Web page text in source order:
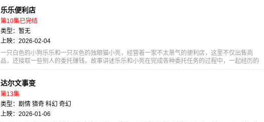
りたいのか？ 彼の嫌いな人間のどこに惹かれたのか？ これは、異世界ファンタジーでも、 人生や
り直し転生でもない。 少し変わった学校で、 一人の教師が人間に憧れる人外女子たちと送る 学園
“ヒューマン”ドラマである――
巡る激戦や〝地下(ネザー)〟調査作戦を経て、世界の大いなる秘密へと近づいたシンラたち。 彼ら
の奮闘に応え、他の特殊消防隊も協力する姿勢を示し、全ての特殊消防隊は大災害を阻止すべく1
つになった。 今、世界を守る〝シンラ（ヒーロー）〟と消防官たちの最終決戦が開幕！
乐乐便利店
第10集已完结
类型：暂无
上映：2026-02-04
一只白色的小狗乐乐和一只灰色的独眼猫小亮，经营着一家不太景气的便利店，这里不仅出售商
品，还接取一些别人的委托赚钱。故事讲述乐乐和小亮在完成各种委托任务的过程中，一起经历的
一些小故事，一些关于勇气、理解、学习如何爱与被爱的故事。
达尔文事变
第13集
类型：剧情 猎奇 科幻 奇幻
上映：2026-01-06